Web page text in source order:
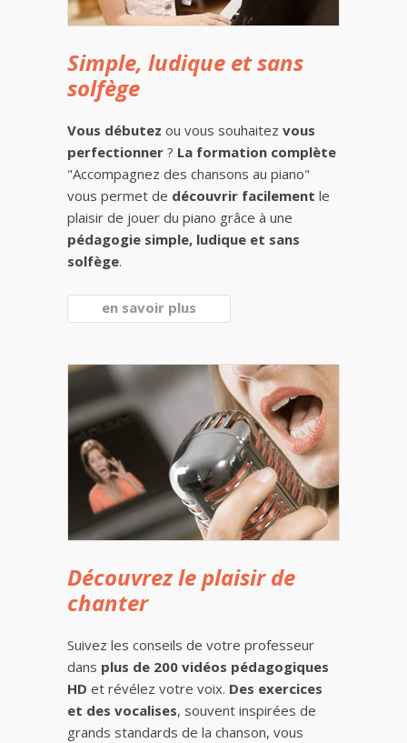
Simple, ludique et sans
solfège
Vous débutez ou vous souhaitez vous
perfectionner ? La formation complète
"Accompagnez des chansons au piano"
vous permet de découvrir facilement le
plaisir de jouer du piano grâce à une
pédagogie simple, ludique et sans
solfège.
en savoir plus
Découvrez le plaisir de
chanter
Suivez les conseils de votre professeur
dans plus de 200 vidéos pédagogiques
HD et révélez votre voix. Des exercices
et des vocalises, souvent inspirées de
grands standards de la chanson, vous